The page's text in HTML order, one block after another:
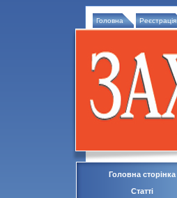
Головна Реєстрація
Головна сторінка
Статті